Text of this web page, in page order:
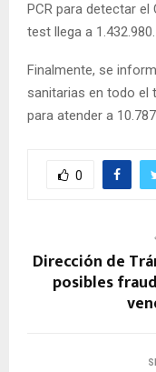
PCR para detectar
test llega a 1.432.980.
Finalmente, se
sanitarias en todo el
para atender a
0
Dirección de
posibles